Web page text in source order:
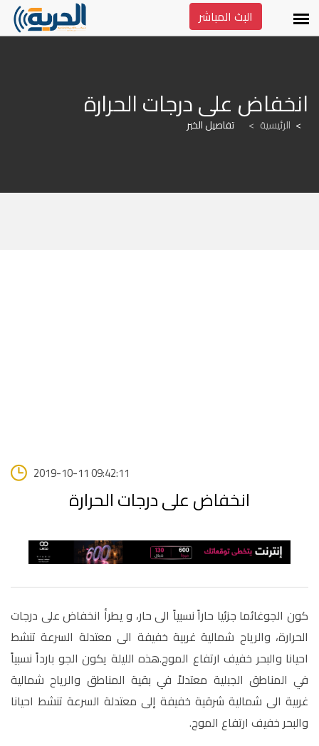
البث المباشر
انخفاض على درجات الحرارة
الرئيسية > تفاصيل الخبر
2019-10-11 09:42:11
انخفاض على درجات الحرارة
كون الجوغائما جزئيا حاراً نسبياً الى حار، و يطرأ انخفاض على درجات
الحرارة، والرياح شمالية غربية خفيفة الى معتدلة السرعة تنشط
احيانا والبحر خفيف ارتفاع الموج.هذه الليلة يكون الجو بارداً نسبياً
في المناطق الجبلية معتدلاً في بقية المناطق والرياح شمالية
غربية الى شمالية شرقية خفيفة إلى معتدلة السرعة تنشط احيانا
والبحر خفيف ارتفاع الموج.